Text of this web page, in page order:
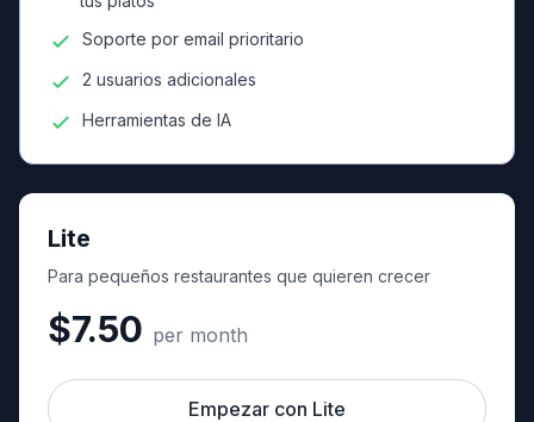
Lite
Para pequeños restaurantes que quieren crecer
$7.50 per month
Empezar con Lite
Soporte por email prioritario
2 usuarios adicionales
Herramientas de IA